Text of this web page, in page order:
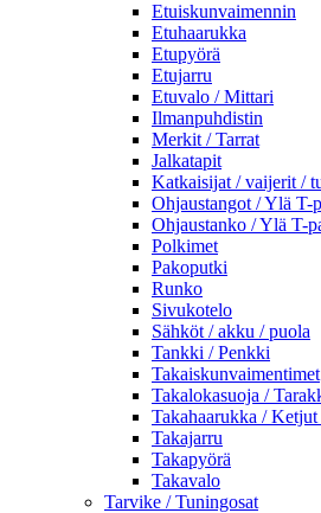
Etuiskunvaimennin
Etuhaarukka
Etupyörä
Etujarru
Etuvalo / Mittari
Ilmanpuhdistin
Merkit / Tarrat
Jalkatapit
Katkaisijat / vaijerit /
Ohjaustangot / Ylä T-
Ohjaustanko / Ylä T-
Polkimet
Pakoputki
Runko
Sivukotelo
Sähköt / akku / puola
Tankki / Penkki
Takaiskunvaimentimet
Takalokasuoja /
Takahaarukka /
Takajarru
Takapyörä
Takavalo
Tarvike / Tuningosat